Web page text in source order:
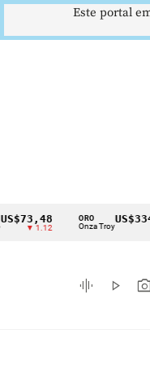
Cintillo
indicadores
económicos
ORO
Onza Troy
US$3342,60
graphic_eq play_arrow photo_camera
Este portal